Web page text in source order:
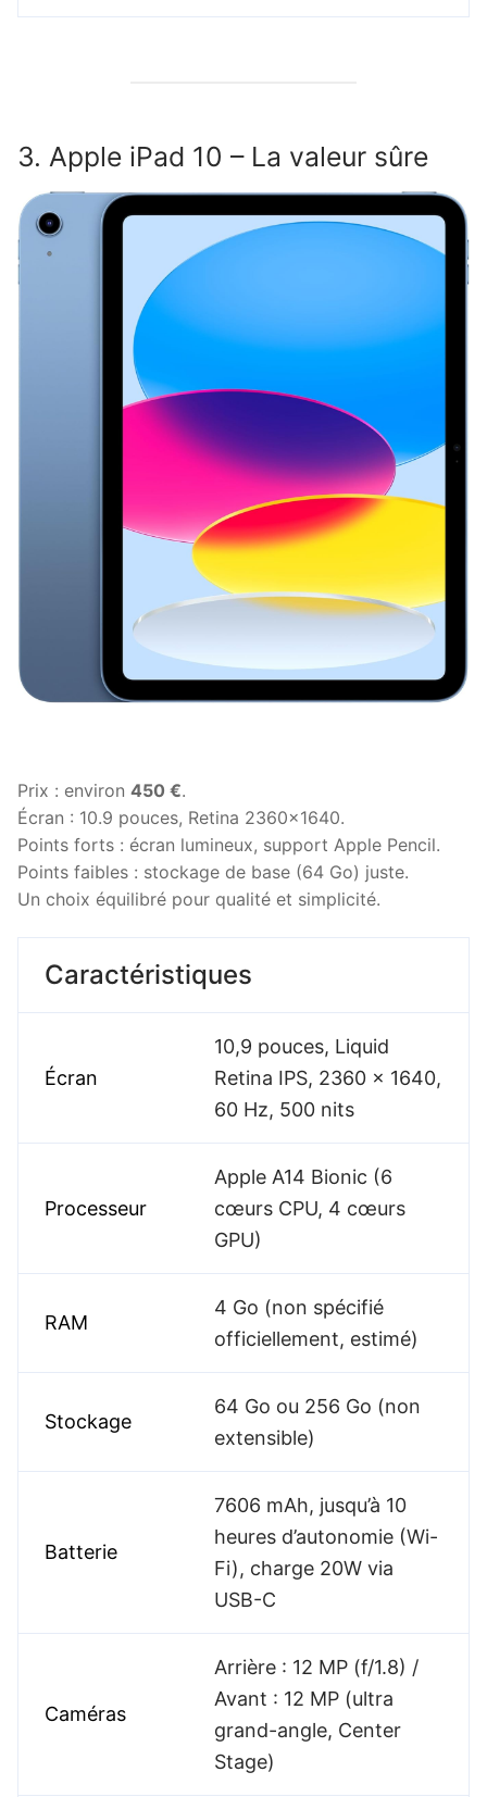
3. Apple iPad 10 – La valeur sûre
Prix : environ 450 €.
Écran : 10.9 pouces, Retina 2360×1640.
Points forts : écran lumineux, support Apple Pencil.
Points faibles : stockage de base (64 Go) juste.
Un choix équilibré pour qualité et simplicité.
Caractéristiques
Écran
10,9 pouces, Liquid
Retina IPS, 2360 x 1640,
60 Hz, 500 nits
Processeur
Apple A14 Bionic (6
cœurs CPU, 4 cœurs
GPU)
RAM
4 Go (non spécifié
officiellement, estimé)
Stockage
64 Go ou 256 Go (non
extensible)
Batterie
7606 mAh, jusqu’à 10
heures d’autonomie (Wi-
Fi), charge 20W via
USB-C
Caméras
Arrière : 12 MP (f/1.8) /
Avant : 12 MP (ultra
grand-angle, Center
Stage)